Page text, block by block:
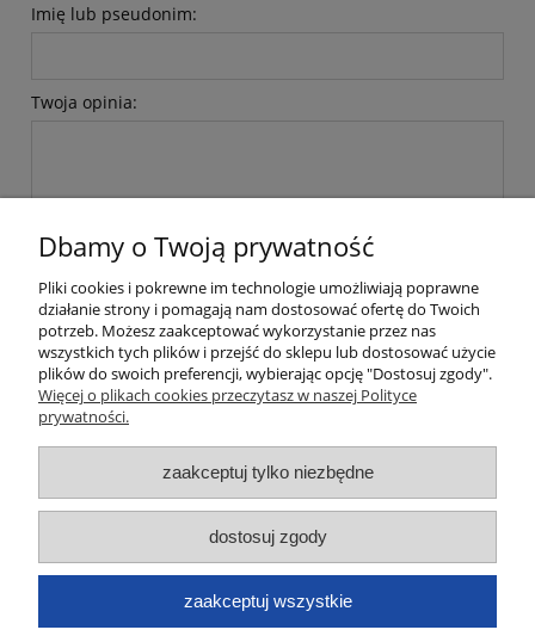
Imię lub pseudonim:
Twoja opinia:
Moje konto
Informacje
O nas
Dane kontaktowe
Dbamy o Twoją prywatność
Pliki cookies i pokrewne im technologie umożliwiają poprawne
działanie strony i pomagają nam dostosować ofertę do Twoich
potrzeb. Możesz zaakceptować wykorzystanie przez nas
wszystkich tych plików i przejść do sklepu lub dostosować użycie
plików do swoich preferencji, wybierając opcję "Dostosuj zgody".
Więcej o plikach cookies przeczytasz w naszej Polityce
prywatności.
zaakceptuj tylko niezbędne
dostosuj zgody
zaakceptuj wszystkie